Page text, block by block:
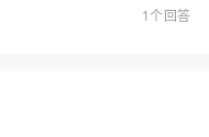
1个回答